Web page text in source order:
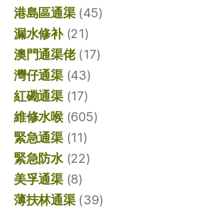
港島區通渠(45)
漏水修补(21)
澳門通渠佬(17)
灣仔通渠(43)
紅磡通渠(17)
維修水喉(605)
緊急通渠(11)
緊急防水(22)
美孚通渠(8)
薄扶林通渠(39)